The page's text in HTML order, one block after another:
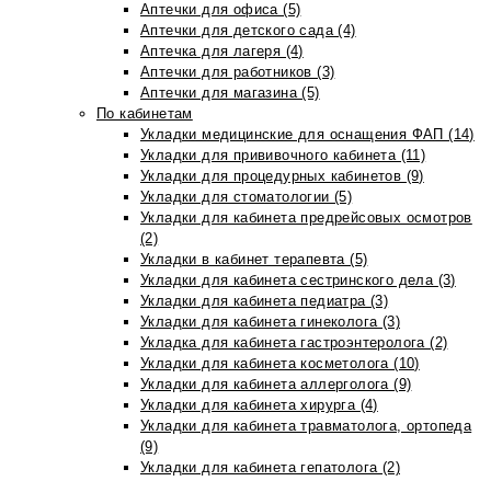
Аптечки для офиса (5)
Аптечки для детского сада (4)
Аптечка для лагеря (4)
Аптечки для работников (3)
Аптечки для магазина (5)
По кабинетам
Укладки медицинские для оснащения ФАП (14)
Укладки для прививочного кабинета (11)
Укладки для процедурных кабинетов (9)
Укладки для стоматологии (5)
Укладки для кабинета предрейсовых осмотров
(2)
Укладки в кабинет терапевта (5)
Укладки для кабинета сестринского дела (3)
Укладки для кабинета педиатра (3)
Укладки для кабинета гинеколога (3)
Укладка для кабинета гастроэнтеролога (2)
Укладки для кабинета косметолога (10)
Укладки для кабинета аллерголога (9)
Укладки для кабинета хирурга (4)
Укладки для кабинета травматолога, ортопеда
(9)
Укладки для кабинета гепатолога (2)